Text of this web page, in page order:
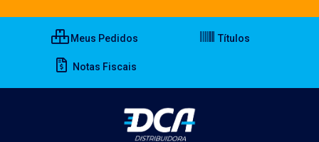
Meus Pedidos Títulos
Notas Fiscais